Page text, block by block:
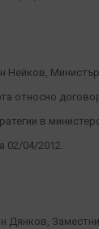
Нейков,
относно
в
02/04/2012.
Дянков,